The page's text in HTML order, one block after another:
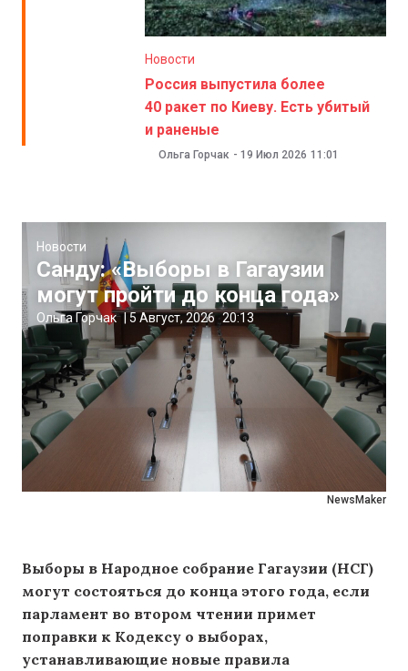
Новости
Россия выпустила более
40 ракет по Киеву. Есть убитый
и раненые
Ольга Горчак - 19 Июл 2026 11:01
NewsMaker
Новости
Санду: «Выборы в Гагаузии
могут пройти до конца года»
Ольга Горчак |5 Август, 2026 20:13
Выборы в Народное собрание Гагаузии (НСГ)
могут состояться до конца этого года, если
парламент во втором чтении примет
поправки к Кодексу о выборах,
устанавливающие новые правила